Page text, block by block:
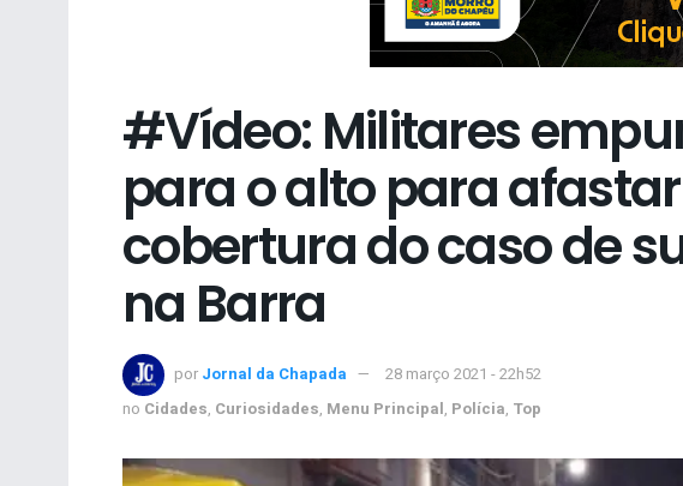
#Vídeo: Militares
para o alto para
cobertura do caso de
na Barra
por Jornal da Chapada
28 março 2021 - 22h52
no Cidades, Curiosidades, Menu Principal, Polícia, Top